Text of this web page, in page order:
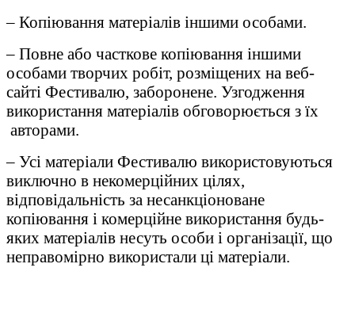
– Копіювання матеріалів іншими особами.
– Повне або часткове копіювання іншими
особами творчих робіт, розміщених на веб-
сайті Фестивалю, заборонене. Узгодження
використання матеріалів обговорюється з їх
авторами.
– Усі матеріали Фестивалю використовуються
виключно в некомерційних цілях,
відповідальність за несанкціоноване
копіювання і комерційне використання будь-
яких матеріалів несуть особи і організації, що
неправомірно використали ці матеріали.